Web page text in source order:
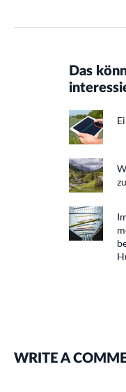
Das
WRITE A